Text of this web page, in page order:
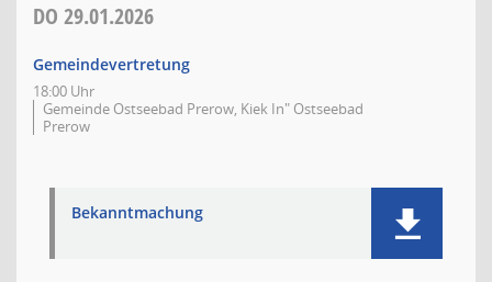
DO 29.01.2026
Gemeindevertretung
18:00 Uhr
Gemeinde Ostseebad Prerow, Kiek In" Ostseebad
Prerow
Bekanntmachung